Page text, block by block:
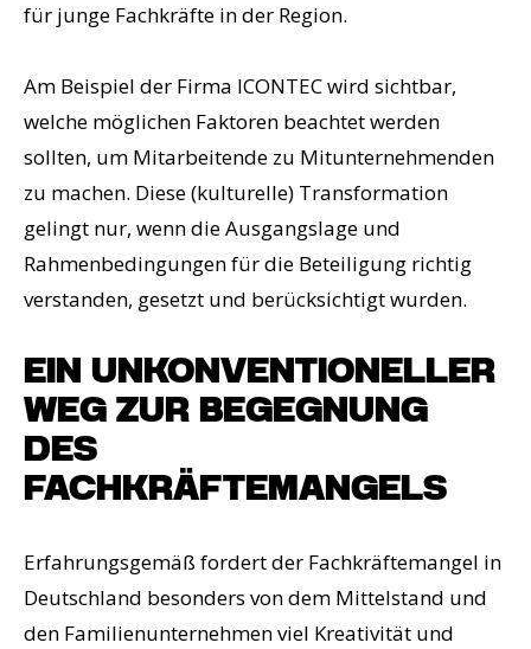
für junge Fachkräfte in der Region.
Am Beispiel der Firma ICONTEC wird sichtbar,
welche möglichen Faktoren beachtet werden
sollten, um Mitarbeitende zu Mitunternehmenden
zu machen. Diese (kulturelle) Transformation
gelingt nur, wenn die Ausgangslage und
Rahmenbedingungen für die Beteiligung richtig
verstanden, gesetzt und berücksichtigt wurden.
EIN UNKONVENTIONELLER
WEG ZUR BEGEGNUNG
DES
FACHKRÄFTEMANGELS
Erfahrungsgemäß fordert der Fachkräftemangel in
Deutschland besonders von dem Mittelstand und
den Familienunternehmen viel Kreativität und